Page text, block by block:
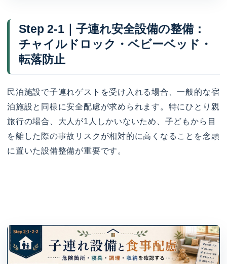
Step 2-1｜子連れ安全設備の整備：
チャイルドロック・ベビーベッド・
転落防止
民泊施設で子連れゲストを受け入れる場合、一般的な宿
泊施設と同様に安全配慮が求められます。特にひとり親
旅行の場合、大人が1人しかいないため、子どもから目
を離した際の事故リスクが相対的に高くなることを念頭
に置いた設備整備が重要です。